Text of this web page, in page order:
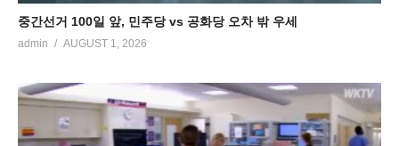
중간선거 100일 앞, 민주당 vs 공화당 오차 밖 우세
admin AUGUST 1, 2026